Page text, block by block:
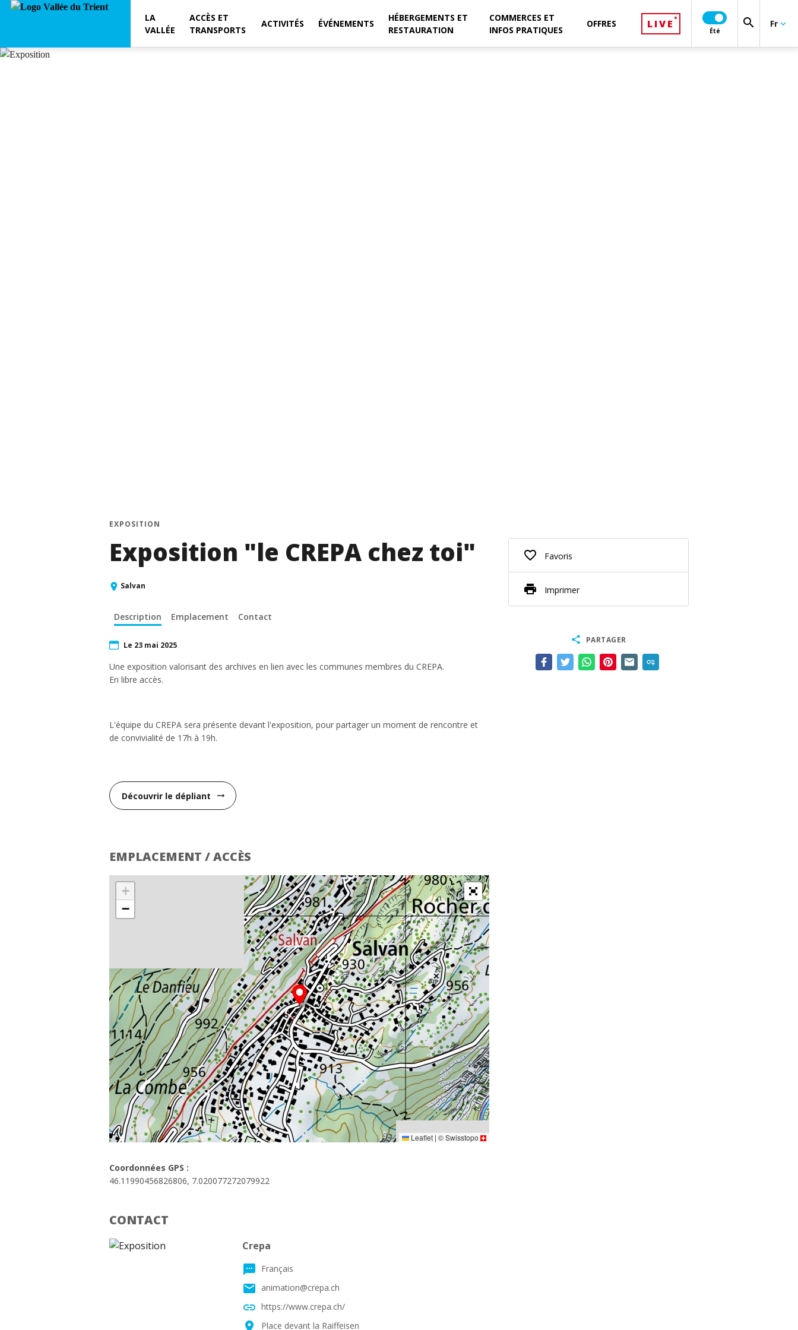
LA
VALLÉE
ACCÈS ET
TRANSPORTS
ACTIVITÉS ÉVÉNEMENTS
HÉBERGEMENTS ET
RESTAURATION
COMMERCES ET
INFOS PRATIQUES
OFFRES LIVE
Été
search Frkeyboard_arrow_down
EXPOSITION
Exposition "le CREPA chez toi"
Salvan
Description Emplacement Contact
Le 23 mai 2025
Une exposition valorisant des archives en lien avec les communes membres du CREPA.
En libre accès.
L'équipe du CREPA sera présente devant l'exposition, pour partager un moment de rencontre et
de convivialité de 17h à 19h.
Découvrir le dépliant arrow_right_alt
EMPLACEMENT / ACCÈS
+
−
Leaflet | ©Swisstopo
Coordonnées GPS :
46.11990456826806, 7.020077272079922
CONTACT
Crepa
textsms Français
email animation@crepa.ch
link https://www.crepa.ch/
location_on Place devant la Raiffeisen
favorite_border Favoris
print Imprimer
share PARTAGER
add_link